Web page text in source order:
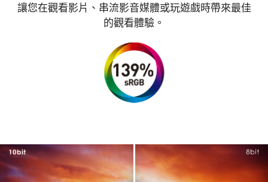
讓您在觀看影片、串流影音媒體或玩遊戲時帶來最佳
的觀看體驗。